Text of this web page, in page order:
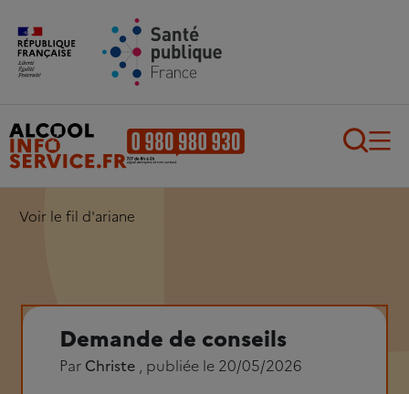
Aller au contenu principal
Voir le fil d'ariane
Demande de conseils
Par Christe , publiée le 20/05/2026